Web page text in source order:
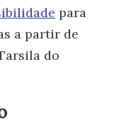
para
a partir de
do